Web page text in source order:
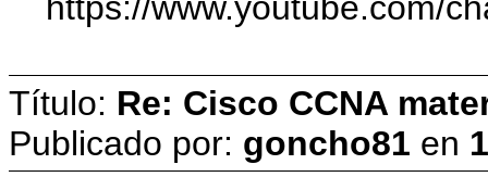
Título: Re: Cisco CCNA
Publicado por: goncho81 en